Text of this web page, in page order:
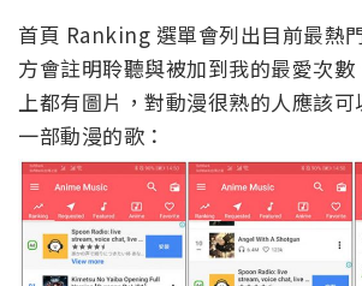
首頁 Ranking 選單會列出目前最熱
方會註明聆聽與被加到我的最愛次
上都有圖片，對動漫很熟的人應該
一部動漫的歌：